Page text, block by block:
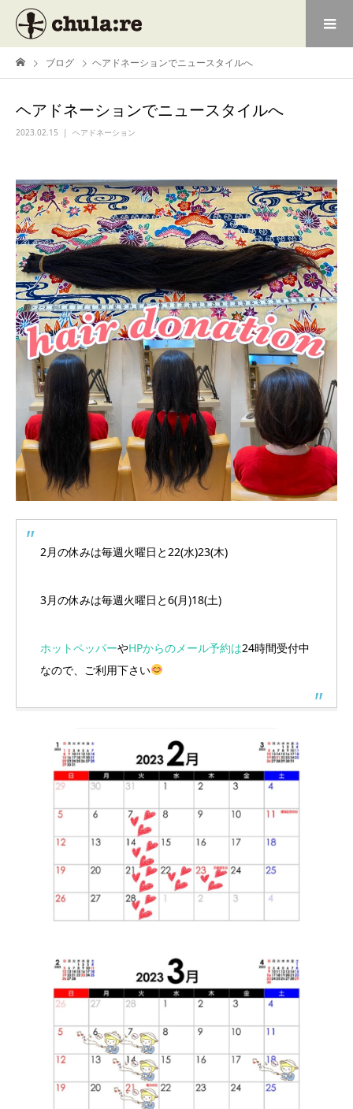
ブログ ヘアドネーションでニュースタイルへ
ヘアドネーションでニュースタイルへ
2023.02.15 ヘアドネーション
2月の休みは毎週火曜日と22(水)23(木)
3月の休みは毎週火曜日と6(月)18(土)
ホットペッパーやHPからのメール予約は24時間受付中
なので、ご利用下さい